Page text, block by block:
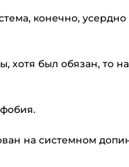
конечно,
хотя был обязан, то
на системном